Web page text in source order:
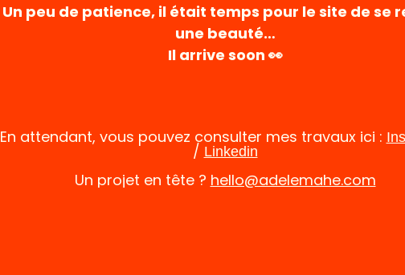
Un peu de patience, il était temps pour le site de se
une beauté…
Il arrive soon 👀
En attendant, vous pouvez consulter mes travaux ici :
/ Linkedin
Un projet en tête ? hello@adelemahe.com